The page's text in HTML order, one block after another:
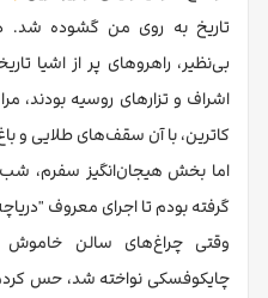
تاریخ به روی من گشوده شد.
بی‌نظیر، راهروهای پر از اشیا
اشراف و تزارهای روسیه بودند،
کاترین، با آن سقف‌های طلایی و
اما بخش هیجان‌انگیز سفرم، شب
گرفته بودم تا اجرای معروف
وقتی چراغ‌های سالن
چایکوفسکی نواخته شد، حس